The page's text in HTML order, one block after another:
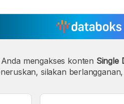
Anda mengakses konten Single
silakan